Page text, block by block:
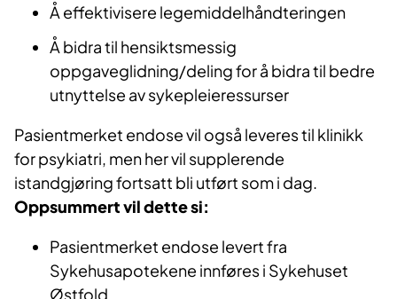
Å effektivisere legemiddelhåndteringen
Å bidra til hensiktsmessig
oppgaveglidning/deling for å bidra til bedre
utnyttelse av sykepleieressurser
Pasientmerket endose vil også leveres til klinikk
for psykiatri, men her vil supplerende
istandgjøring fortsatt bli utført som i dag.
Oppsummert vil dette si:
Pasientmerket endose levert fra
Sykehusapotekene innføres i Sykehuset
Østfold